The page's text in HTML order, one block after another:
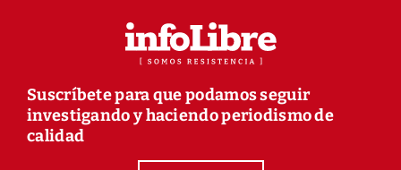
Suscríbete para que podamos seguir
investigando y haciendo periodismo de
calidad